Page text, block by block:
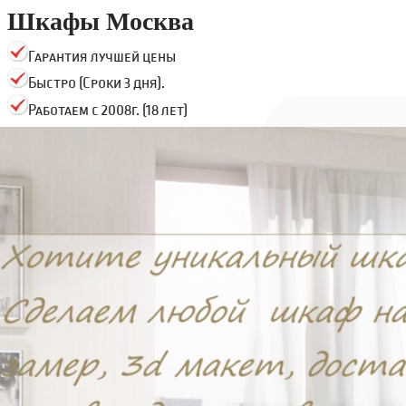
Шкафы Москва
Гарантия лучшей цены
Быстро (Сроки 3 дня).
Работаем с 2008г. (18 лет)